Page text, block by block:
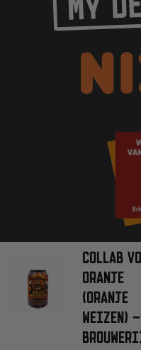
ALLE
COLLAB
ORANJE
(ORANJE
WEIZEN) –